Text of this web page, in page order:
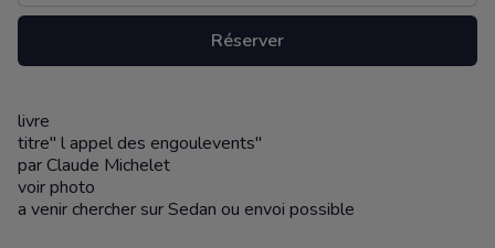
Réserver
Description
livre
titre" l appel des engoulevents"
par Claude Michelet
voir photo
a venir chercher sur Sedan ou envoi possible